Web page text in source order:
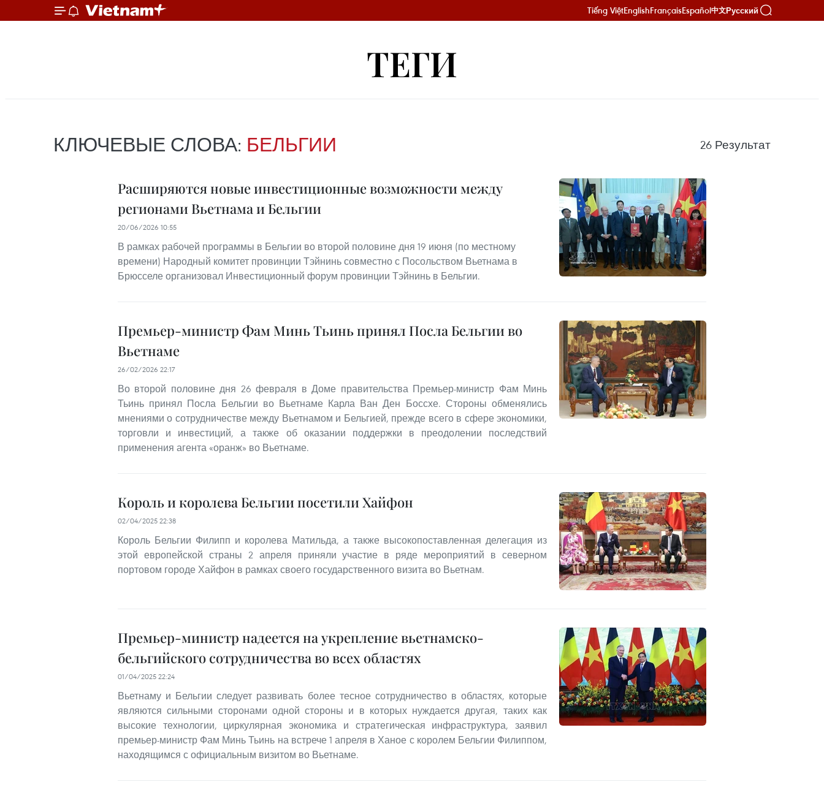
Tiếng ViệtEnglishFrançaisEspañol中文Русский
ТЕГИ
КЛЮЧЕВЫЕ СЛОВА: БЕЛЬГИИ 26 Результат
Расширяются новые инвестиционные возможности между
регионами Вьетнама и Бельгии
20/06/2026 10:55
В рамках рабочей программы в Бельгии во второй половине дня 19 июня (по местному
времени) Народный комитет провинции Тэйнинь совместно с Посольством Вьетнама в
Брюсселе организовал Инвестиционный форум провинции Тэйнинь в Бельгии.
Премьер-министр Фам Минь Тьинь принял Посла Бельгии во
Вьетнаме
26/02/2026 22:17
Во второй половине дня 26 февраля в Доме правительства Премьер-министр Фам Минь
Тьинь принял Посла Бельгии во Вьетнаме Карла Ван Ден Боссхе. Стороны обменялись
мнениями о сотрудничестве между Вьетнамом и Бельгией, прежде всего в сфере экономики,
торговли и инвестиций, а также об оказании поддержки в преодолении последствий
применения агента «оранж» во Вьетнаме.
Король и королева Бельгии посетили Хайфон
02/04/2025 22:38
Король Бельгии Филипп и королева Матильда, а также высокопоставленная делегация из
этой европейской страны 2 апреля приняли участие в ряде мероприятий в северном
портовом городе Хайфон в рамках своего государственного визита во Вьетнам.
Премьер-министр надеется на укрепление вьетнамcко-
бельгийского сотрудничества во всех областях
01/04/2025 22:24
Вьетнаму и Бельгии следует развивать более тесное сотрудничество в областях, которые
являются сильными сторонами одной стороны и в которых нуждается другая, таких как
высокие технологии, циркулярная экономика и стратегическая инфраструктура, заявил
премьер-министр Фам Минь Тьинь на встрече 1 апреля в Ханое с королем Бельгии Филиппом,
находящимся с официальным визитом во Вьетнаме.